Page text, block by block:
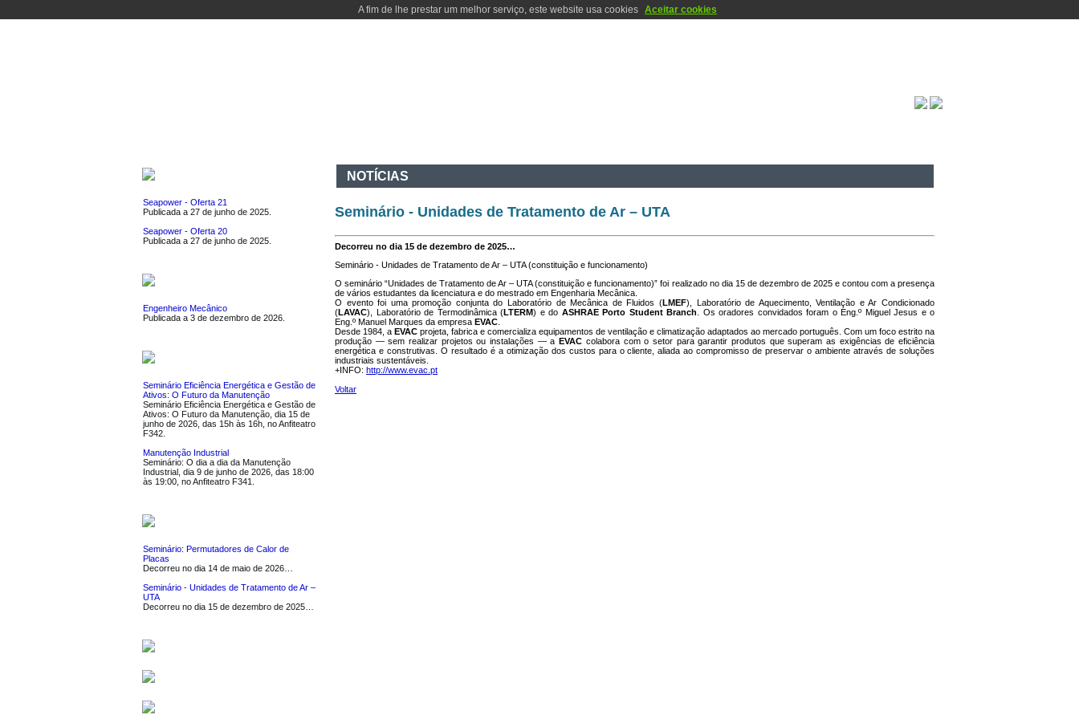
A fim de lhe prestar um melhor serviço, este website usa cookies Aceitar cookies
Seapower - Oferta 21
Publicada a 27 de junho de 2025.
Seapower - Oferta 20
Publicada a 27 de junho de 2025.
Engenheiro Mecânico
Publicada a 3 de dezembro de 2026.
Seminário Eficiência Energética e Gestão de
Ativos: O Futuro da Manutenção
Seminário Eficiência Energética e Gestão de
Ativos: O Futuro da Manutenção, dia 15 de
junho de 2026, das 15h às 16h, no Anfiteatro
F342.
Manutenção Industrial
Seminário: O dia a dia da Manutenção
Industrial, dia 9 de junho de 2026, das 18:00
às 19:00, no Anfiteatro F341.
Seminário: Permutadores de Calor de
Placas
Decorreu no dia 14 de maio de 2026…
Seminário - Unidades de Tratamento de Ar –
UTA
Decorreu no dia 15 de dezembro de 2025…
NOTÍCIAS
Seminário - Unidades de Tratamento de Ar – UTA
Decorreu no dia 15 de dezembro de 2025…
Seminário - Unidades de Tratamento de Ar – UTA (constituição e funcionamento)
O seminário “Unidades de Tratamento de Ar – UTA (constituição e funcionamento)” foi realizado no dia 15 de dezembro de 2025 e contou com a presença
de vários estudantes da licenciatura e do mestrado em Engenharia Mecânica.
O evento foi uma promoção conjunta do Laboratório de Mecânica de Fluidos (LMEF), Laboratório de Aquecimento, Ventilação e Ar Condicionado
(LAVAC), Laboratório de Termodinâmica (LTERM) e do ASHRAE Porto Student Branch . Os oradores convidados foram o Eng.º Miguel Jesus e o
Eng.º Manuel Marques da empresa EVAC
Desde 1984, a EVAC projeta, fabrica e comercializa equipamentos de ventilação e climatização adaptados ao mercado português. Com um foco estrito na
produção — sem realizar projetos ou instalações — aEVAC colabora com o setor para garantir produtos que superam as exigências de eficiência
energética e construtivas. O resultado é a otimização dos custos para o cliente, aliada ao compromisso de preservar o ambiente através de soluções
industriais sustentáveis.
+INFO: http://www.evac.pt
Voltar